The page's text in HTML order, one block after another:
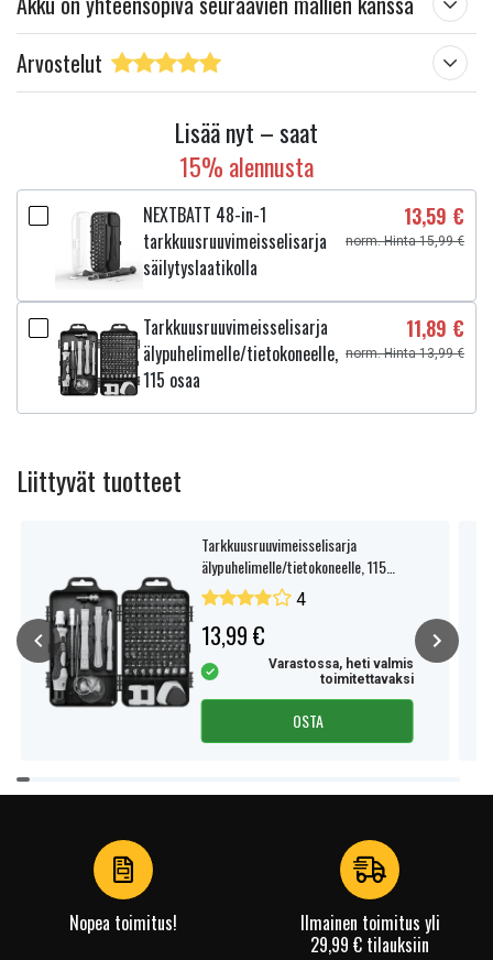
Arvostelut
Lisää nyt – saat
15% alennusta
NEXTBATT 48-in-1
tarkkuusruuvimeisselisarja
säilytyslaatikolla
13,59 €
norm. Hinta 15,99 €
Tarkkuusruuvimeisselisarja
älypuhelimelle/tietokoneelle,
115 osaa
11,89 €
norm. Hinta 13,99 €
Liittyvät tuotteet
Tarkkuusruuvimeisselisarja
älypuhelimelle/tietokoneelle, 115
osaa
4
13,99 €
Varastossa, heti valmis
toimitettavaksi
OSTA
Item
1
Nopea toimitus!
Ilmainen toimitus yli
29,99 € tilauksiin